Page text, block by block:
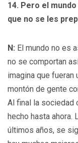
14. Pero el
que no se les
N: El mundo no es
no se comportan
imagina que fueran
montón de gente
Al final la sociedad
hecho hasta ahora.
últimos años, se